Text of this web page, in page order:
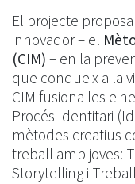
El projecte
innovador – el
(CIM) – en la
que condueix a la
CIM fusiona les
Procés Identitari
mètodes creatius
treball amb joves:
Storytelling i